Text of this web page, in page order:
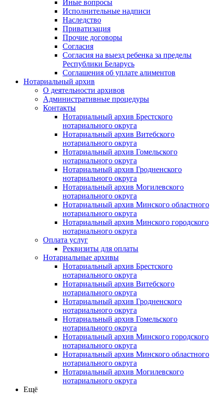
Иные вопросы
Исполнительные надписи
Наследство
Приватизация
Прочие договоры
Согласия
Согласия на выезд ребенка за пределы
Республики Беларусь
Соглашения об уплате алиментов
Нотариальный архив
О деятельности архивов
Административные процедуры
Контакты
Нотариальный архив Брестского
нотариального округа
Нотариальный архив Витебского
нотариального округа
Нотариальный архив Гомельского
нотариального округа
Нотариальный архив Гродненского
нотариального округа
Нотариальный архив Могилевского
нотариального округа
Нотариальный архив Минского областного
нотариального округа
Нотариальный архив Минского городского
нотариального округа
Оплата услуг
Реквизиты для оплаты
Нотариальные архивы
Нотариальный архив Брестского
нотариального округа
Нотариальный архив Витебского
нотариального округа
Нотариальный архив Гродненского
нотариального округа
Нотариальный архив Гомельского
нотариального округа
Нотариальный архив Минского городского
нотариального округа
Нотариальный архив Минского областного
нотариального округа
Нотариальный архив Могилевского
нотариального округа
Ещё